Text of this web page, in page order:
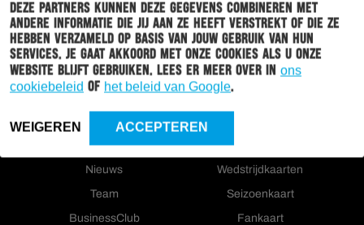
Deze partners kunnen deze gegevens combineren met
andere informatie die jij aan ze heeft verstrekt of die ze
hebben verzameld op basis van jouw gebruik van hun
services. Je gaat akkoord met onze cookies als u onze
website blijft gebruiken. Lees er meer over in ons
cookiebeleid of het beleid van Google.
WEIGEREN ACCEPTEREN
HOOFDMENU
Nieuws
Team
BusinessClub
Wedstrijdkaarten
Seizoenkaart
Fankaart